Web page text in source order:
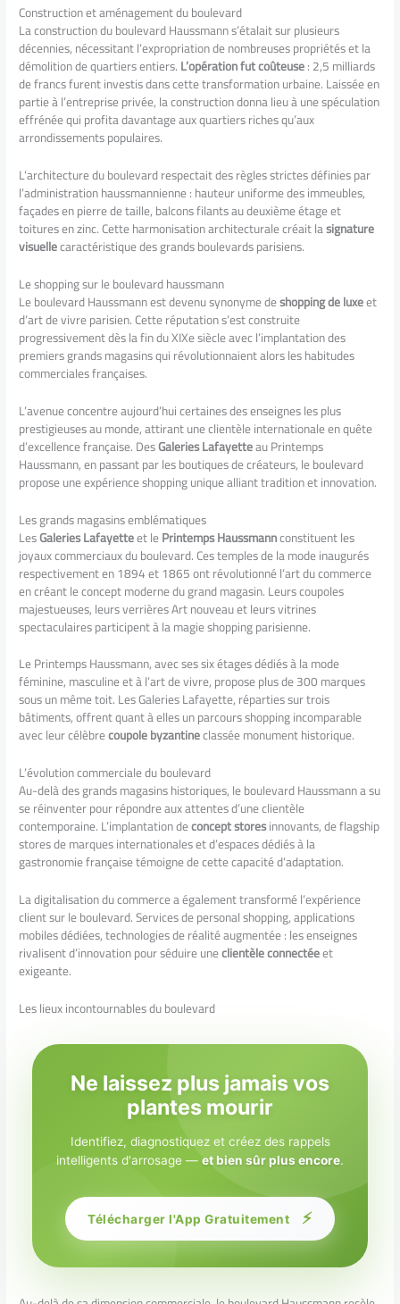
Construction et aménagement du boulevard
La construction du boulevard Haussmann s’étalait sur plusieurs
décennies, nécessitant l’expropriation de nombreuses propriétés et la
démolition de quartiers entiers.L’opération fut coûteuse: 2,5 milliards
de francs furent investis dans cette transformation urbaine. Laissée en
partie à l’entreprise privée, la construction donna lieu à une spéculation
effrénée qui profita davantage aux quartiers riches qu’aux
arrondissements populaires.
L’architecture du boulevard respectait des règles strictes définies par
l’administration haussmannienne : hauteur uniforme des immeubles,
façades en pierre de taille, balcons filants au deuxième étage et
toitures en zinc. Cette harmonisation architecturale créait lasignature
visuellecaractéristique des grands boulevards parisiens.
Le shopping sur le boulevard haussmann
Le boulevard Haussmann est devenu synonyme deshopping de luxeet
d’art de vivre parisien. Cette réputation s’est construite
progressivement dès la fin du XIXe siècle avec l’implantation des
premiers grands magasins qui révolutionnaient alors les habitudes
commerciales françaises.
L’avenue concentre aujourd’hui certaines des enseignes les plus
prestigieuses au monde, attirant une clientèle internationale en quête
d’excellence française. DesGaleries Lafayetteau Printemps
Haussmann, en passant par les boutiques de créateurs, le boulevard
propose une expérience shopping unique alliant tradition et innovation.
Les grands magasins emblématiques
LesGaleries Lafayetteet lePrintemps Haussmannconstituent les
joyaux commerciaux du boulevard. Ces temples de la mode inaugurés
respectivement en 1894 et 1865 ont révolutionné l’art du commerce
en créant le concept moderne du grand magasin. Leurs coupoles
majestueuses, leurs verrières Art nouveau et leurs vitrines
spectaculaires participent à la magie shopping parisienne.
Le Printemps Haussmann, avec ses six étages dédiés à la mode
féminine, masculine et à l’art de vivre, propose plus de 300 marques
sous un même toit. Les Galeries Lafayette, réparties sur trois
bâtiments, offrent quant à elles un parcours shopping incomparable
avec leur célèbrecoupole byzantineclassée monument historique.
L’évolution commerciale du boulevard
Au-delà des grands magasins historiques, le boulevard Haussmann a su
se réinventer pour répondre aux attentes d’une clientèle
contemporaine. L’implantation deconcept storesinnovants, de flagship
stores de marques internationales et d’espaces dédiés à la
gastronomie française témoigne de cette capacité d’adaptation.
La digitalisation du commerce a également transformé l’expérience
client sur le boulevard. Services de personal shopping, applications
mobiles dédiées, technologies de réalité augmentée : les enseignes
rivalisent d’innovation pour séduire uneclientèle connectéeet
exigeante.
Les lieux incontournables du boulevard
Ne laissez plus jamais vos
plantes mourir
Identifiez, diagnostiquez et créez des rappels
intelligents d'arrosage — et bien sûr plus encore.
Télécharger l'App Gratuitement ⚡